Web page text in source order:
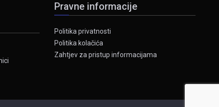
Pravne informacije
Politika privatnosti
Politika kolačića
Zahtjev za pristup informacijama